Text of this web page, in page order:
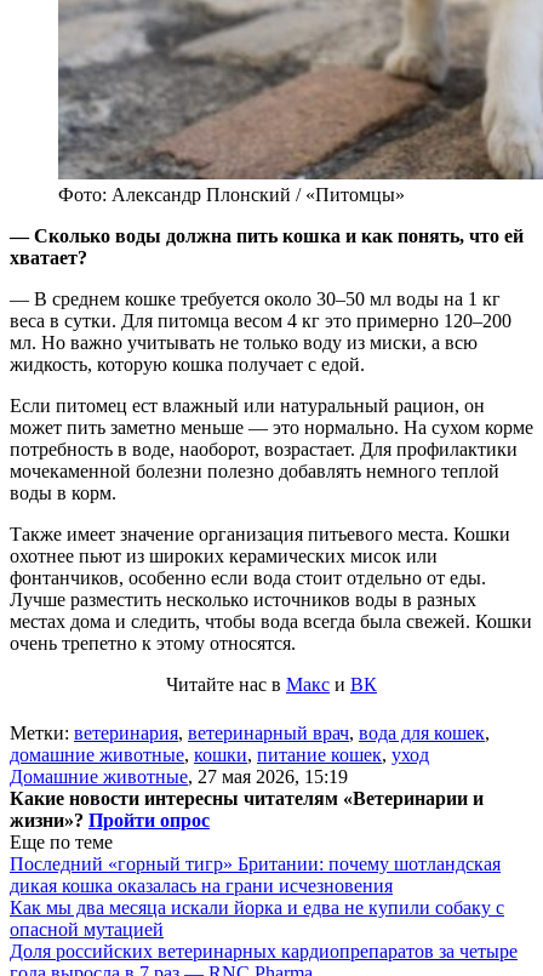
Фото: Александр Плонский / «Питомцы»
— Сколько воды должна пить кошка и как понять, что ей
хватает?
— В среднем кошке требуется около 30–50 мл воды на 1 кг
веса в сутки. Для питомца весом 4 кг это примерно 120–200
мл. Но важно учитывать не только воду из миски, а всю
жидкость, которую кошка получает с едой.
Если питомец ест влажный или натуральный рацион, он
может пить заметно меньше — это нормально. На сухом корме
потребность в воде, наоборот, возрастает. Для профилактики
мочекаменной болезни полезно добавлять немного теплой
воды в корм.
Также имеет значение организация питьевого места. Кошки
охотнее пьют из широких керамических мисок или
фонтанчиков, особенно если вода стоит отдельно от еды.
Лучше разместить несколько источников воды в разных
местах дома и следить, чтобы вода всегда была свежей. Кошки
очень трепетно к этому относятся.
Читайте нас в Макс и ВК
Метки: ветеринария, ветеринарный врач, вода для кошек,
домашние животные, кошки, питание кошек, уход
Домашние животные, 27 мая 2026, 15:19
Какие новости интересны читателям «Ветеринарии и
жизни»? Пройти опрос
Еще по теме
Последний «горный тигр» Британии: почему шотландская
дикая кошка оказалась на грани исчезновения
Как мы два месяца искали йорка и едва не купили собаку с
опасной мутацией
Доля российских ветеринарных кардиопрепаратов за четыре